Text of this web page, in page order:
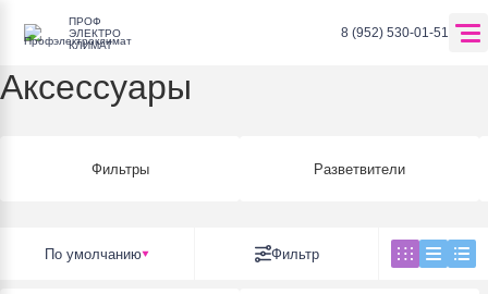
ПРОФ
ЭЛЕКТРО
КЛИМАТ
8 (952) 530-01-51
ГлавнаяКаталог оборудования Вентиляция и
Аксессуары
Фильтры Разветвители
По умолчанию Фильтр
О компании